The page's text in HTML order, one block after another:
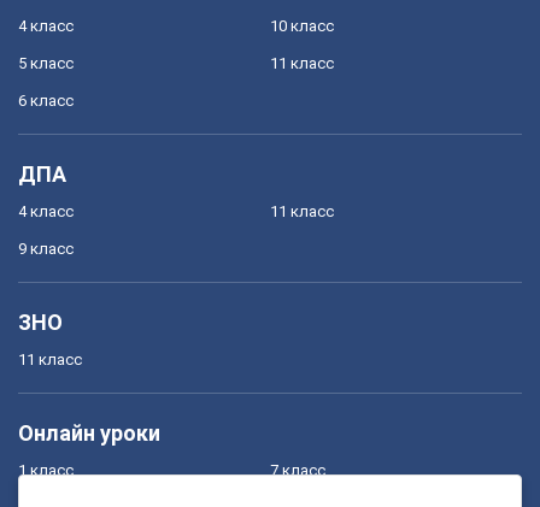
4 класс
5 класс
6 класс
10 класс
11 класс
ДПА
4 класс
9 класс
11 класс
ЗНО
11 класс
Онлайн уроки
1 класс 7 класс